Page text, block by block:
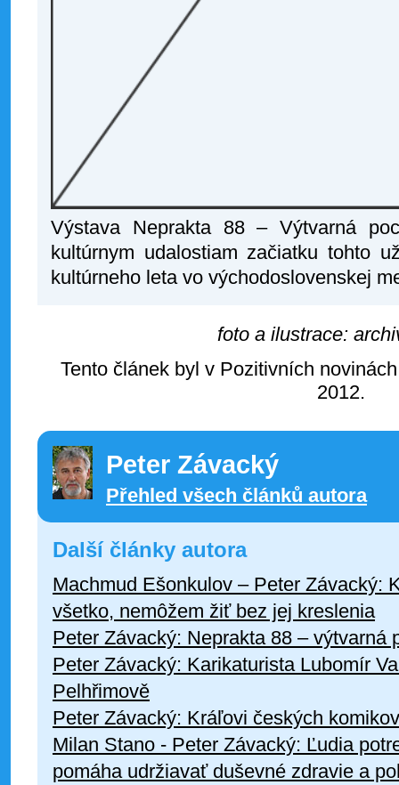
Výstava Neprakta 88 – Výtvarná
kultúrnym udalostiam začiatku tohto
kultúrneho leta vo východoslovenskej
foto a ilustrace:
Tento článek byl v Pozitivních
2012.
Peter Závacký
Přehled všech článků autora
Další články autora
Machmud Ešonkulov – Peter Závacký:
všetko, nemôžem žiť bez jej kreslenia
Peter Závacký: Neprakta 88 – výtvarná
Peter Závacký: Karikaturista Lubomír
Pelhřimově
Peter Závacký: Kráľovi českých komikov
Milan Stano - Peter Závacký: Ľudia
pomáha udržiavať duševné zdravie a